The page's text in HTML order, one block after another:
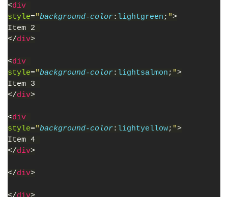
<div
style="background-color: lightgreen ; ">
Item 2
</div>
<div
style="background-color: lightsalmon ; ">
Item 3
</div>
<div
style="background-color: lightyellow; ">
Item 4
</div>
</div>
</div>